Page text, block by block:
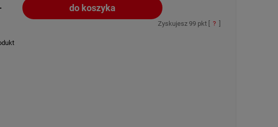
do koszyka
Zyskujesz 99pkt [ ?